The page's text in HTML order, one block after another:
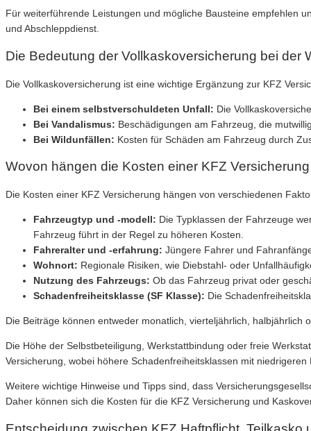
Für weiterführende Leistungen und mögliche Bausteine empfehlen
und Abschleppdienst.
Die Bedeutung der Vollkaskoversicherung bei der
Die Vollkaskoversicherung ist eine wichtige Ergänzung zur KFZ
Bei einem selbstverschuldeten Unfall: Die
Bei Vandalismus: Beschädigungen am Fahrzeug, die
Bei Wildunfällen: Kosten für Schäden am Fahrzeug durch
Wovon hängen die Kosten einer KFZ
Die Kosten einer KFZ Versicherung hängen von verschiedenen
Fahrzeugtyp und -modell: Die Typklassen der Fahrzeuge
Fahrzeug führt in der Regel zu höheren Kosten.
Fahreralter und -erfahrung: Jüngere Fahrer und
Wohnort: Regionale Risiken, wie Diebstahl- oder
Nutzung des Fahrzeugs: Ob das Fahrzeug privat oder
Schadenfreiheitsklasse (SF Klasse): Die
Die Beiträge können entweder monatlich, vierteljährlich,
Die Höhe der Selbstbeteiligung, Werkstattbindung oder freie
Versicherung, wobei höhere Schadenfreiheitsklassen mit
Weitere wichtige Hinweise und Tipps sind, dass
Daher können sich die Kosten für die KFZ Versicherung und